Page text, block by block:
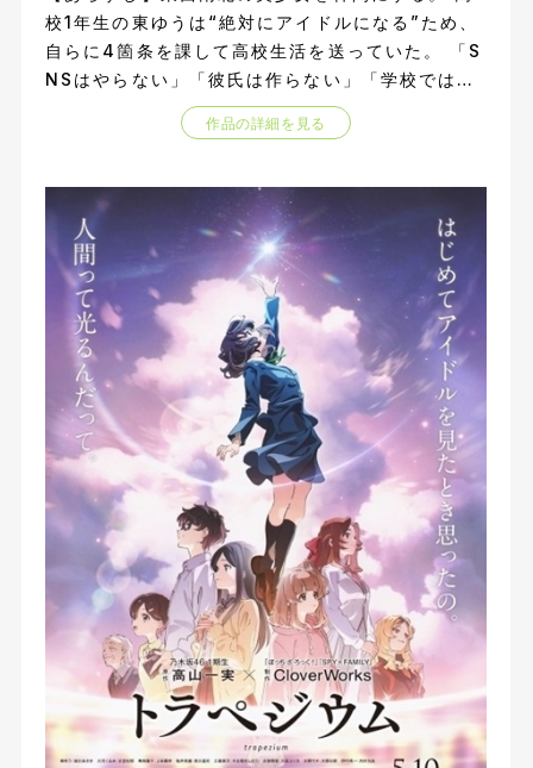
校1年生の東ゆうは“絶対にアイドルになる”ため、
自らに4箇条を課して高校生活を送っていた。 「S
NSはやらない」「彼氏は作らない」「学校では目
立たない」「東西南北の美少女を仲間にする」
別々の高校に通う東西南北の“輝く星たち”を仲間
末とは―【公式サイト他参照】
作品の詳細を見る